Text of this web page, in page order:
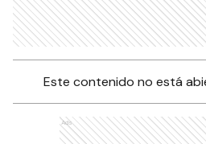
Este contenido no está
Ads